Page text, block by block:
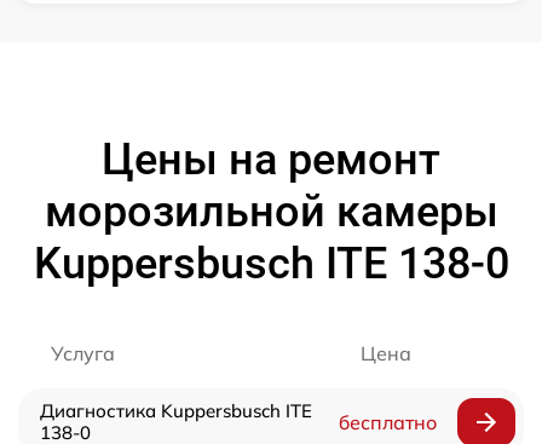
Цены на ремонт
морозильной камеры
Kuppersbusch ITE 138-0
Услуга Цена
Диагностика Kuppersbusch ITE
138-0
бесплатно